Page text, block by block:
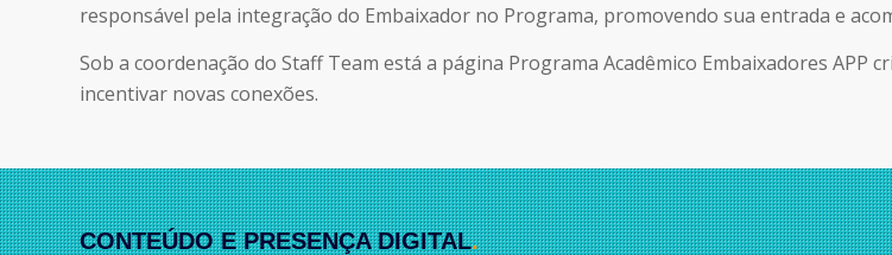
responsável pela integração do Embaixador no Programa, promovendo sua entrada e
Sob a coordenação do Staff Team está a página Programa Acadêmico Embaixadores APP
incentivar novas conexões.
CONTEÚDO E PRESENÇA DIGITAL.